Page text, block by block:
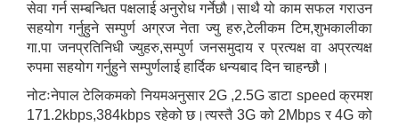
सेवा गर्न सम्बन्धित पक्षलाई अनुरोध गर्नेछौ।साथै यो काम सफल गराउन
सहयोग गर्नुहुने सम्पुर्ण अग्रज नेता ज्यु हरु,टेलीकम टिम,शुभकालीका
गा.पा जनप्रतिनिधी ज्युहरु,सम्पुर्ण जनसमुदाय र प्रत्यक्ष वा अप्रत्यक्ष
रुपमा सहयोग गर्नुहुने सम्पुर्णलाई हार्दिक धन्यबाद दिन चाहन्छौ।
नोटःनेपाल टेलिकमको नियमअनुसार 2G ,2.5G डाटा speed क्रमश
171.2kbps,384kbps रहेको छ।त्यस्तै 3G को 2Mbps र 4G को